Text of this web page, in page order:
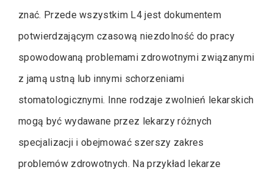
znać. Przede wszystkim L4 jest dokumentem
potwierdzającym czasową niezdolność do pracy
spowodowaną problemami zdrowotnymi związanymi
z jamą ustną lub innymi schorzeniami
stomatologicznymi. Inne rodzaje zwolnień lekarskich
mogą być wydawane przez lekarzy różnych
specjalizacji i obejmować szerszy zakres
problemów zdrowotnych. Na przykład lekarze